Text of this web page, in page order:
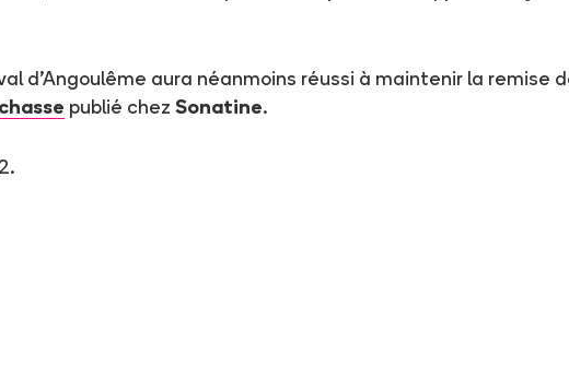
d'Angoulême aura néanmoins réussi à maintenir la remise
publié chez Sonatine.